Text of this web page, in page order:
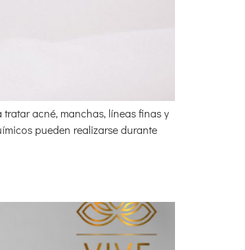
acné, manchas, líneas finas y
pueden realizarse durante